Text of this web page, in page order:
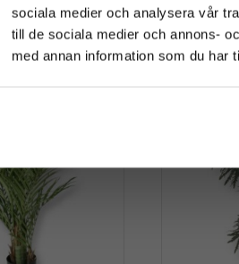
sociala medier och analysera vår
till de sociala medier och annons-
med annan information som du har
i varukorg